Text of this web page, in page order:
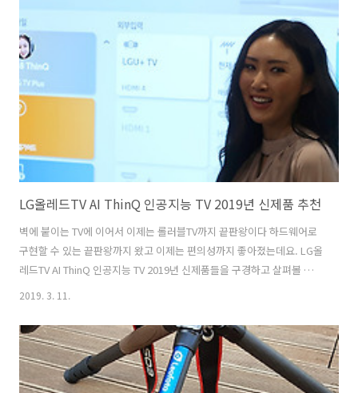
이 있거나 화면에 색을 표현하는 기능들이 있는 것도 좋긴 했습니다. 강
좌 같은 것을 하다보면 분필로 뭔가 표기를 하듯 화면에 그림이나 글을
써야하는 경우가 있으니까요. 화면 녹화 프로그램는 근데 간단한게 편하
긴 했습니다. 영상 편집 작업 때 화면을 캡처한 내용을 다시 편집하거나
할 때 필요하니..
LG올레드TV AI ThinQ 인공지능 TV 2019년 신제품 추천
벽에 붙이는 TV에 이어서 이제는 롤러블TV까지 끝판왕이다 하드웨어로
구현할 수 있는 끝판왕까지 왔고 이제는 편의성까지 좋아졌는데요. LG올
레드TV AI ThinQ 인공지능 TV 2019년 신제품들을 구경하고 살펴볼 수
있는 시간이 있었습니다. 롤러블TV 추천을 하던데 직접 보니 헉 소리가
인공지능 알파9이 적용되어 더 좋은 화면과 사운드를 적용할 수 있게 되
었으며, 인공지능 홈보드로 집에 있는 IoT 기기들과 가전기기들을 모두
연결하여 편리하게 한 화면에서 관리할 수 있었습니다. TV에서 검색하는
기능등도 이제는 음성인식의 단순한 명령전달을 넘어 대화하듯 연속대
2019. 3. 11.